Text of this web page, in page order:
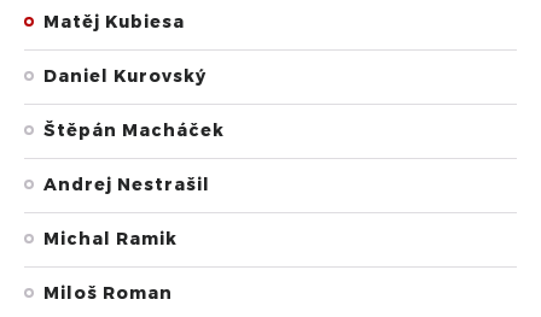
Matěj Kubiesa
Daniel Kurovský
Štěpán Macháček
Andrej Nestrašil
Michal Ramik
Miloš Roman